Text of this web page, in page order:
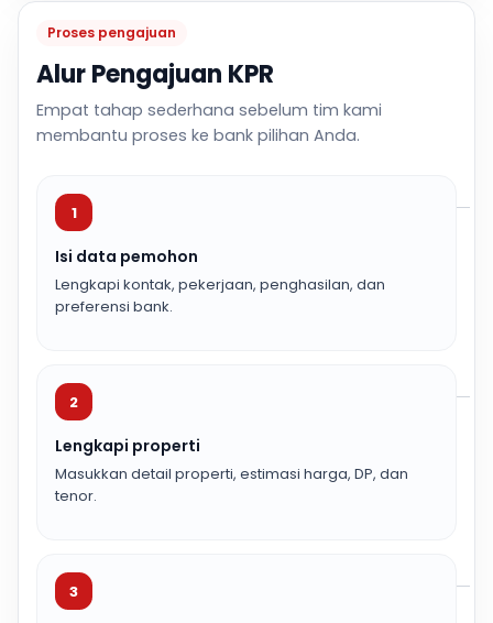
Proses pengajuan
Alur Pengajuan KPR
Empat tahap sederhana sebelum tim kami
membantu proses ke bank pilihan Anda.
1
Isi data pemohon
Lengkapi kontak, pekerjaan, penghasilan, dan
preferensi bank.
2
Lengkapi properti
Masukkan detail properti, estimasi harga, DP, dan
tenor.
3